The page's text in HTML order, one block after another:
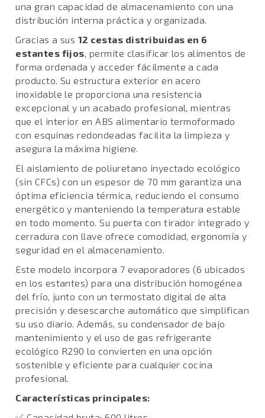
una gran capacidad de almacenamiento con una
distribución interna práctica y organizada.
Gracias a sus 12 cestas distribuidas en 6
estantes fijos, permite clasificar los alimentos de
forma ordenada y acceder fácilmente a cada
producto. Su estructura exterior en acero
inoxidable le proporciona una resistencia
excepcional y un acabado profesional, mientras
que el interior en ABS alimentario termoformado
con esquinas redondeadas facilita la limpieza y
asegura la máxima higiene.
El aislamiento de poliuretano inyectado ecológico
(sin CFCs) con un espesor de 70 mm garantiza una
óptima eficiencia térmica, reduciendo el consumo
energético y manteniendo la temperatura estable
en todo momento. Su puerta con tirador integrado y
cerradura con llave ofrece comodidad, ergonomía y
seguridad en el almacenamiento.
Este modelo incorpora 7 evaporadores (6 ubicados
en los estantes) para una distribución homogénea
del frío, junto con un termostato digital de alta
precisión y desescarche automático que simplifican
su uso diario. Además, su condensador de bajo
mantenimiento y el uso de gas refrigerante
ecológico R290 lo convierten en una opción
sostenible y eficiente para cualquier cocina
profesional.
Características principales: